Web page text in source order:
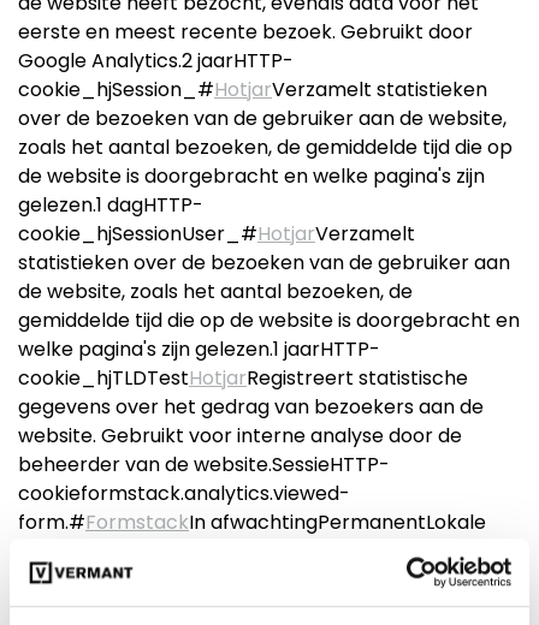
eerste en meest recente bezoek. Gebruikt door
Google Analytics.2 jaarHTTP-
cookie_hjSession_#HotjarVerzamelt statistieken
over de bezoeken van de gebruiker aan de website,
zoals het aantal bezoeken, de gemiddelde tijd die op
de website is doorgebracht en welke pagina's zijn
gelezen.1 dagHTTP-
cookie_hjSessionUser_#HotjarVerzamelt
statistieken over de bezoeken van de gebruiker aan
de website, zoals het aantal bezoeken, de
gemiddelde tijd die op de website is doorgebracht en
welke pagina's zijn gelezen.1 jaarHTTP-
cookie_hjTLDTestHotjarRegistreert statistische
gegevens over het gedrag van bezoekers aan de
website. Gebruikt voor interne analyse door de
beheerder van de website.SessieHTTP-
cookieformstack.analytics.viewed-
form.#FormstackIn afwachtingPermanentLokale
Registreert gegevens
over het gedrag van bezoekers aan de website. Dit
wordt gebruikt voor interne analyse en optimalisatie